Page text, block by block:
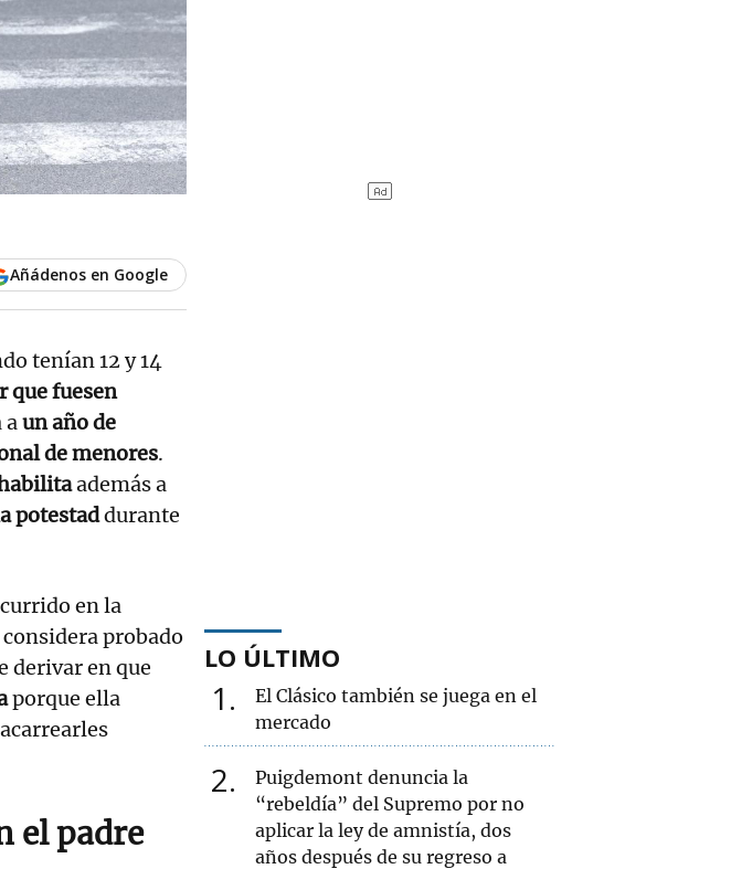
Añádenos en Google
tenían 12 y 14
que fuesen
aun año de
de menores.
además a
potestaddurante
en la
considera probado
derivar en que
porque ella
el padre
LO ÚLTIMO
1
El Clásico también se juega en el
mercado
2
Puigdemont denuncia la
“rebeldía” del Supremo por no
aplicar la ley de amnistía, dos
años después de su regreso a